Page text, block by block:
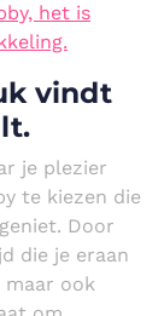
het is
vindt
je plezier
te kiezen die
Door
die je eraan
maar ook